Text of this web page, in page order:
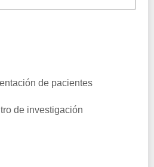
de pacientes
de investigación